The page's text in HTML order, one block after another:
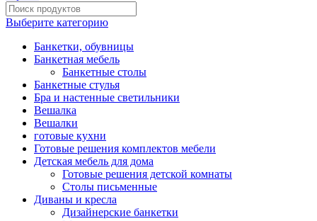
Выберите категорию
Банкетки, обувницы
Банкетная мебель
Банкетные столы
Банкетные стулья
Бра и настенные светильники
Вешалка
Вешалки
готовые кухни
Готовые решения комплектов мебели
Детская мебель для дома
Готовые решения детской комнаты
Столы письменные
Диваны и кресла
Дизайнерские банкетки